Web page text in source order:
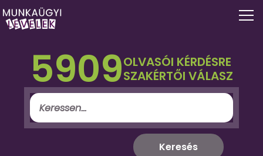
5909OLVASÓI KÉRDÉSRE
SZAKÉRTŐI VÁLASZ